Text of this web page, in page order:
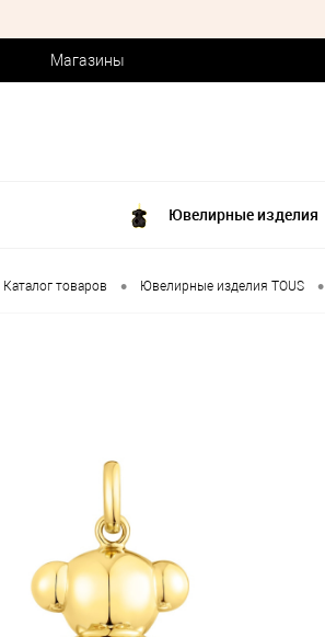
Магазины
Ювелирные изделия
Каталог товаров • Ювелирные изделия TOUS •